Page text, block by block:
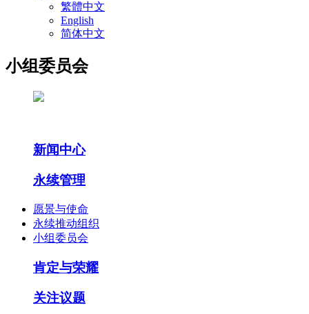
繁體中文
English
简体中文
小组委员会
新闻中心
永续管理
愿景与使命
永续推动组织
小组委员会
肯定与荣耀
关注议题